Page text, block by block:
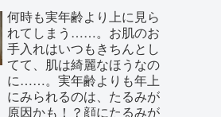
何時も実年齢より上に見ら
れてしまう……。お肌のお
手入れはいつもきちんとし
てて、肌は綺麗なほうなの
に……。実年齢よりも年上
にみられるのは、たるみが
原因かも！？顔にたるみが